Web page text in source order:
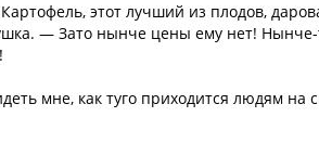
этот лучший из плодов,
— Зато нынче цены ему нет! Нынче-
мне, как туго приходится людям